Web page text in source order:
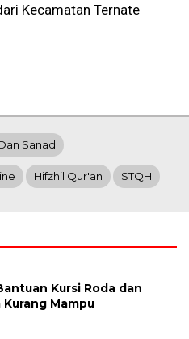
Kecamatan Ternate
Sanad
Hifzhil Qur'an STQH
Kursi Roda dan
Mampu